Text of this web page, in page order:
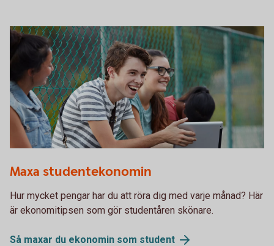
Maxa studentekonomin
Hur mycket pengar har du att röra dig med varje månad? Här
är ekonomitipsen som gör studentåren skönare.
Så maxar du ekonomin som student